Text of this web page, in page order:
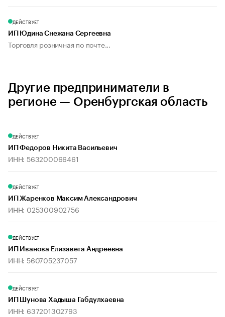
ДЕЙСТВУЕТ
ИП Юдина Снежана Сергеевна
Торговля розничная по почте...
Другие предприниматели в
регионе — Оренбургская область
ДЕЙСТВУЕТ
ИП Федоров Никита Васильевич
ИНН: 563200066461
ДЕЙСТВУЕТ
ИП Жаренков Максим Александрович
ИНН: 025300902756
ДЕЙСТВУЕТ
ИП Иванова Елизавета Андреевна
ИНН: 560705237057
ДЕЙСТВУЕТ
ИП Шунова Хадыша Габдулхаевна
ИНН: 637201302793